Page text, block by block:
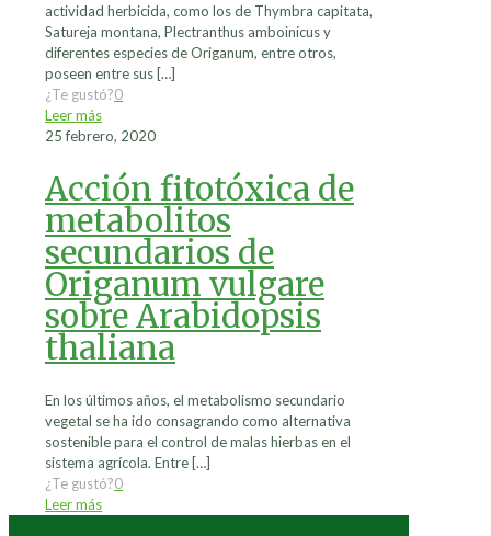
actividad herbicida, como los de Thymbra capitata,
Satureja montana, Plectranthus amboinicus y
diferentes especies de Origanum, entre otros,
poseen entre sus […]
¿Te gustó?0
Leer más
25 febrero, 2020
Acción fitotóxica de
metabolitos
secundarios de
Origanum vulgare
sobre Arabidopsis
thaliana
En los últimos años, el metabolismo secundario
vegetal se ha ido consagrando como alternativa
sostenible para el control de malas hierbas en el
sistema agrícola. Entre […]
¿Te gustó?0
Leer más